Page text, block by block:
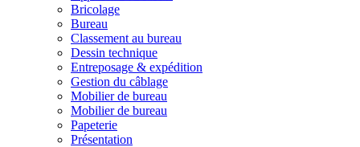
Bricolage
Bureau
Classement au bureau
Dessin technique
Entreposage & expédition
Gestion du câblage
Mobilier de bureau
Mobilier de bureau
Papeterie
Présentation